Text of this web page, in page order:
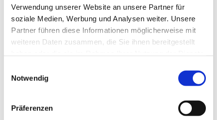
Verwendung unserer Website an unsere Partner für
soziale Medien, Werbung und Analysen weiter. Unsere
Partner führen diese Informationen möglicherweise mit
weiteren Daten zusammen, die Sie ihnen bereitgestellt
Notwendig
PräferenzenDies könnte Sie auch